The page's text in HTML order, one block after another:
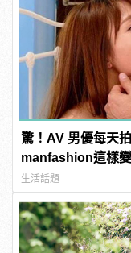
驚！AV 男優每天
manfashion這樣
生活話題